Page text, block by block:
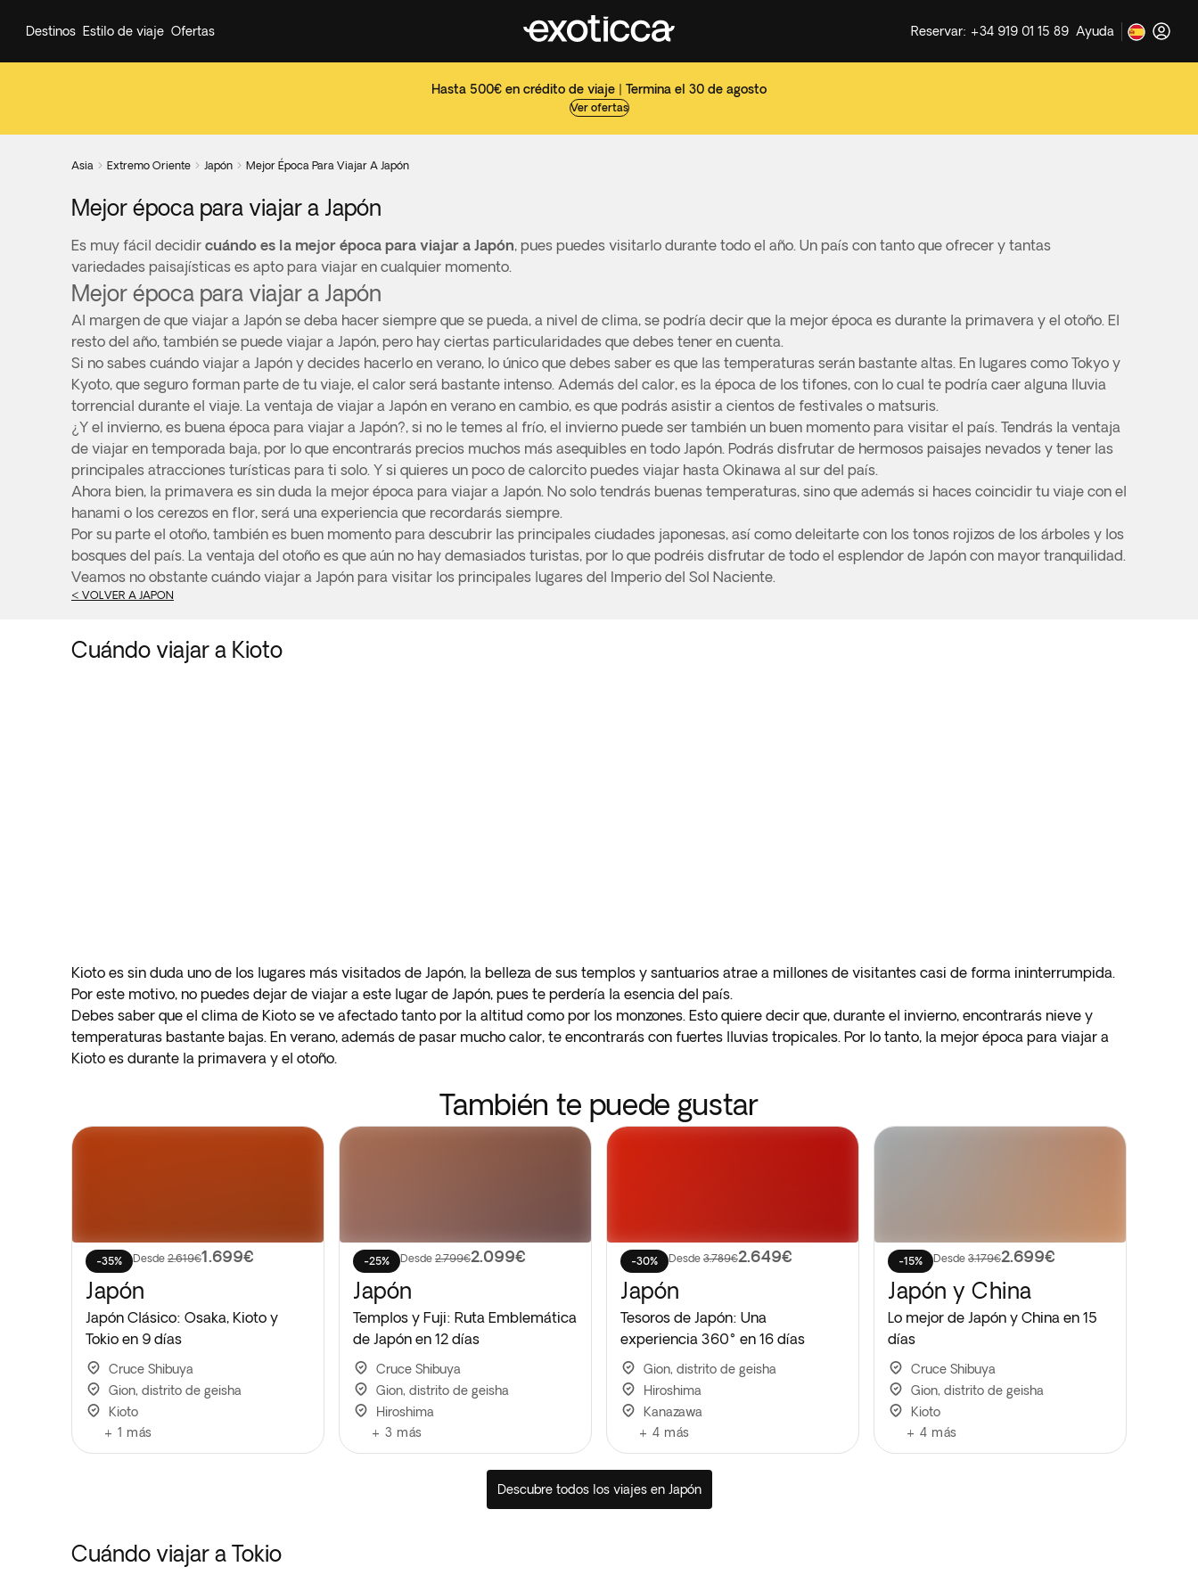
Hasta 500€ en crédito de viaje | Termina el 30 de agosto
Ver ofertas
Destinos Estilo de viaje Ofertas Reservar: +34 919 01 15 89 Ayuda
Asia  Extremo Oriente  Japón  Mejor Época Para Viajar A Japón
Mejor época para viajar a Japón
Es muy fácil decidir cuándo es la mejor época para viajar a Japón, pues puedes visitarlo durante todo el año. Un país con tanto que ofrecer y tantas
variedades paisajísticas es apto para viajar en cualquier momento.
Mejor época para viajar a Japón
Al margen de que viajar a Japón se deba hacer siempre que se pueda, a nivel de clima, se podría decir que la mejor época es durante la primavera y el otoño. El
resto del año, también se puede viajar a Japón, pero hay ciertas particularidades que debes tener en cuenta.
Si no sabes cuándo viajar a Japón y decides hacerlo en verano, lo único que debes saber es que las temperaturas serán bastante altas. En lugares como Tokyo y
Kyoto, que seguro forman parte de tu viaje, el calor será bastante intenso. Además del calor, es la época de los tifones, con lo cual te podría caer alguna lluvia
torrencial durante el viaje. La ventaja de viajar a Japón en verano en cambio, es que podrás asistir a cientos de festivales o matsuris.
¿Y el invierno, es buena época para viajar a Japón?, si no le temes al frío, el invierno puede ser también un buen momento para visitar el país. Tendrás la ventaja
de viajar en temporada baja, por lo que encontrarás precios muchos más asequibles en todo Japón. Podrás disfrutar de hermosos paisajes nevados y tener las
principales atracciones turísticas para ti solo. Y si quieres un poco de calorcito puedes viajar hasta Okinawa al sur del país.
Ahora bien, la primavera es sin duda la mejor época para viajar a Japón. No solo tendrás buenas temperaturas, sino que además si haces coincidir tu viaje con el
hanami o los cerezos en flor, será una experiencia que recordarás siempre.
Por su parte el otoño, también es buen momento para descubrir las principales ciudades japonesas, así como deleitarte con los tonos rojizos de los árboles y los
bosques del país. La ventaja del otoño es que aún no hay demasiados turistas, por lo que podréis disfrutar de todo el esplendor de Japón con mayor tranquilidad.
Veamos no obstante cuándo viajar a Japón para visitar los principales lugares del Imperio del Sol Naciente.
< VOLVER A JAPON
Cuándo viajar a Kioto
Kioto es sin duda uno de los lugares más visitados de Japón, la belleza de sus templos y santuarios atrae a millones de visitantes casi de forma ininterrumpida.
Por este motivo, no puedes dejar de viajar a este lugar de Japón, pues te perdería la esencia del país.
Debes saber que el clima de Kioto se ve afectado tanto por la altitud como por los monzones. Esto quiere decir que, durante el invierno, encontrarás nieve y
temperaturas bastante bajas. En verano, además de pasar mucho calor, te encontrarás con fuertes lluvias tropicales. Por lo tanto, la mejor época para viajar a
Kioto es durante la primavera y el otoño.
También te puede gustar
-35% Desde 2.619€1.699€
Japón
Japón Clásico: Osaka, Kioto y
Tokio en 9 días
Cruce Shibuya
Gion, distrito de geisha
Kioto
+ 1 más
-25% Desde 2.799€2.099€
Japón
Templos y Fuji: Ruta Emblemática
de Japón en 12 días
Cruce Shibuya
Gion, distrito de geisha
Hiroshima
+ 3 más
-30% Desde 3.789€2.649€
Japón
Tesoros de Japón: Una
experiencia 360° en 16 días
Gion, distrito de geisha
Hiroshima
Kanazawa
+ 4 más
-15% Desde 3.179€2.699€
Japón y China
Lo mejor de Japón y China en 15
días
Cruce Shibuya
Gion, distrito de geisha
Kioto
+ 4 más
Descubre todos los viajes en Japón
Cuándo viajar a Tokio